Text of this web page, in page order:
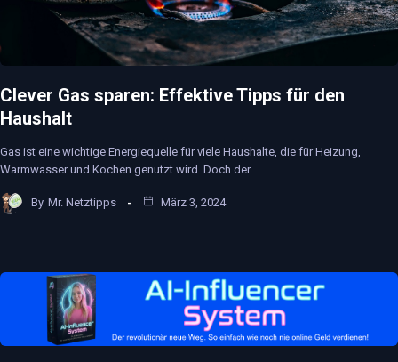
Clever Gas sparen: Effektive Tipps für den
Haushalt
Gas ist eine wichtige Energiequelle für viele Haushalte, die für Heizung,
Warmwasser und Kochen genutzt wird. Doch der…
By Mr. Netztipps März 3, 2024